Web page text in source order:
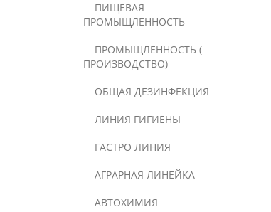
ПИЩЕВАЯ
ПРОМЫЩЛЕННОСТЬ
ПРОМЫЩЛЕННОСТЬ (
ПРОИЗВОДСТВО)
ОБЩАЯ ДЕЗИНФЕКЦИЯ
ЛИНИЯ ГИГИЕНЫ
ГАСТРО ЛИНИЯ
АГРАРНАЯ ЛИНЕЙКА
АВТОХИМИЯ